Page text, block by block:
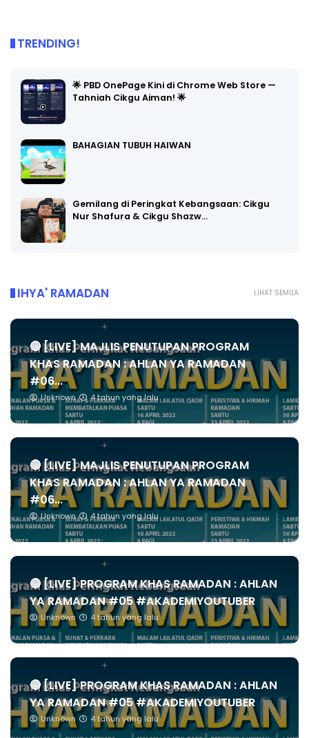
TRENDING!
🌟 PBD OnePage Kini di Chrome Web Store —
Tahniah Cikgu Aiman! 🌟
BAHAGIAN TUBUH HAIWAN
Gemilang di Peringkat Kebangsaan: Cikgu
Nur Shafura & Cikgu Shazw…
LIHAT SEMUA
IHYA' RAMADAN
🔴 [LIVE] MAJLIS PENUTUPAN PROGRAM
KHAS RAMADAN : AHLAN YA RAMADAN
#06...
Unknown 4 tahun yang lalu
🔴 [LIVE] MAJLIS PENUTUPAN PROGRAM
KHAS RAMADAN : AHLAN YA RAMADAN
#06...
Unknown 4 tahun yang lalu
🔴 [LIVE] PROGRAM KHAS RAMADAN : AHLAN
YA RAMADAN #05 #AKADEMIYOUTUBER
Unknown 4 tahun yang lalu
🔴 [LIVE] PROGRAM KHAS RAMADAN : AHLAN
YA RAMADAN #05 #AKADEMIYOUTUBER
Unknown 4 tahun yang lalu